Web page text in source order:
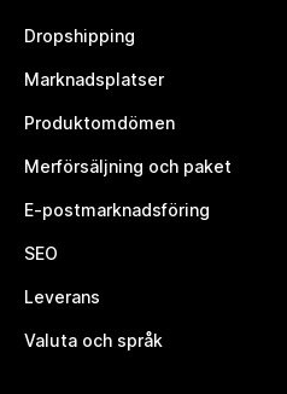
Dropshipping
Marknadsplatser
Produktomdömen
Merförsäljning och paket
E-postmarknadsföring
SEO
Leverans
Valuta och språk